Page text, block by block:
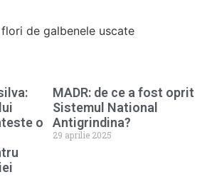
de galbenele uscate
o
MADR: de ce a fost oprit
Sistemul National
Antigrindina?
29 aprilie 2025